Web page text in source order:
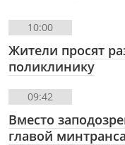
10:00
Жители просят
поликлинику
09:42
Вместо
главой